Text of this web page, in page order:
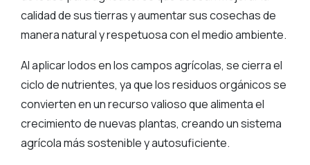
calidad de sus tierras y aumentar sus cosechas de
manera natural y respetuosa con el medio ambiente.
Al aplicar lodos en los campos agrícolas, se cierra el
ciclo de nutrientes, ya que los residuos orgánicos se
convierten en un recurso valioso que alimenta el
crecimiento de nuevas plantas, creando un sistema
agrícola más sostenible y autosuficiente.